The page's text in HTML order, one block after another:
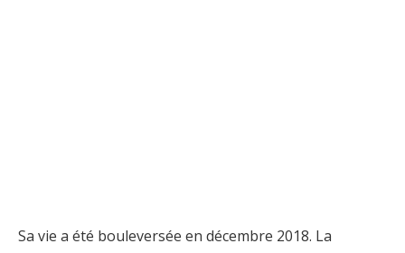
Sa vie a été bouleversée en décembre 2018. La